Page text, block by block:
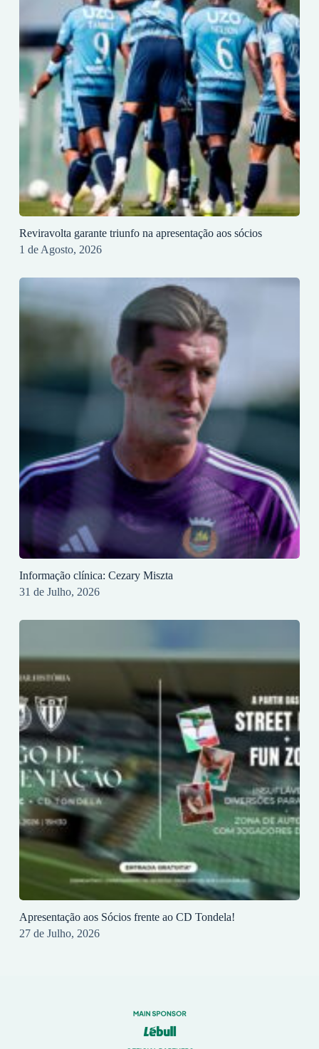
Reviravolta garante triunfo na apresentação aos sócios
1 de Agosto, 2026
Informação clínica: Cezary Miszta
31 de Julho, 2026
Apresentação aos Sócios frente ao CD Tondela!
27 de Julho, 2026